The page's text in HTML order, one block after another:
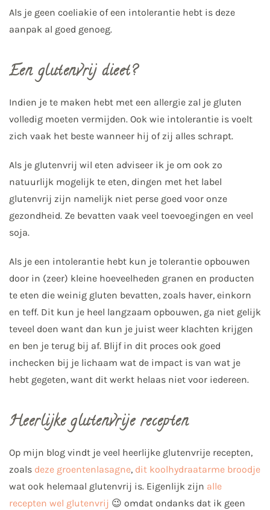
Als je geen coeliakie of een intolerantie hebt is deze
aanpak al goed genoeg.
Een glutenvrij dieet?
Indien je te maken hebt met een allergie zal je gluten
volledig moeten vermijden. Ook wie intolerantie is voelt
zich vaak het beste wanneer hij of zij alles schrapt.
Als je glutenvrij wil eten adviseer ik je om ook zo
natuurlijk mogelijk te eten, dingen met het label
glutenvrij zijn namelijk niet perse goed voor onze
gezondheid. Ze bevatten vaak veel toevoegingen en veel
soja.
Als je een intolerantie hebt kun je tolerantie opbouwen
door in (zeer) kleine hoeveelheden granen en producten
te eten die weinig gluten bevatten, zoals haver, einkorn
en teff. Dit kun je heel langzaam opbouwen, ga niet gelijk
teveel doen want dan kun je juist weer klachten krijgen
en ben je terug bij af. Blijf in dit proces ook goed
inchecken bij je lichaam wat de impact is van wat je
hebt gegeten, want dit werkt helaas niet voor iedereen.
Heerlijke glutenvrije recepten
Op mijn blog vindt je veel heerlijke glutenvrije recepten,
zoals deze groentenlasagne, dit koolhydraatarme broodje
wat ook helemaal glutenvrij is. Eigenlijk zijn alle
recepten wel glutenvrij 😉 omdat ondanks dat ik geen